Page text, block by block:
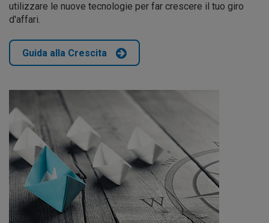
utilizzare le nuove tecnologie per far crescere il tuo giro
d'affari.
Guida alla Crescita